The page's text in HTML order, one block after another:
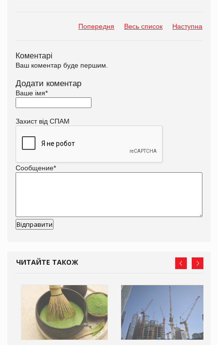
Попередня Весь список Наступна
Коментарі
Ваш коментар буде першим.
Додати коментар
Ваше імя*
Захист від СПАМ
Сообщение*
ЧИТАЙТЕ ТАКОЖ